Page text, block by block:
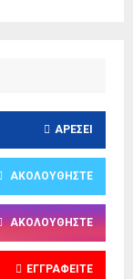
ΑΡΈΣΕΙ
ΑΚΟΛΟΥΘΉΣΤΕ
ΑΚΟΛΟΥΘΉΣΤΕ
ΕΓΓΡΑΦΕΊΤΕ